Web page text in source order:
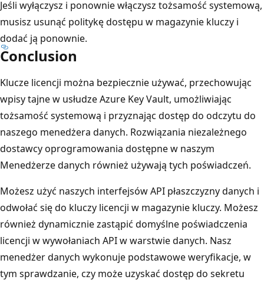
Jeśli wyłączysz i ponownie włączysz tożsamość systemową,
musisz usunąć politykę dostępu w magazynie kluczy i
dodać ją ponownie.
Conclusion
Klucze licencji można bezpiecznie używać, przechowując
wpisy tajne w usłudze Azure Key Vault, umożliwiając
tożsamość systemową i przyznając dostęp do odczytu do
naszego menedżera danych. Rozwiązania niezależnego
dostawcy oprogramowania dostępne w naszym
Menedżerze danych również używają tych poświadczeń.
Możesz użyć naszych interfejsów API płaszczyzny danych i
odwołać się do kluczy licencji w magazynie kluczy. Możesz
również dynamicznie zastąpić domyślne poświadczenia
licencji w wywołaniach API w warstwie danych. Nasz
menedżer danych wykonuje podstawowe weryfikacje, w
tym sprawdzanie, czy może uzyskać dostęp do sekretu